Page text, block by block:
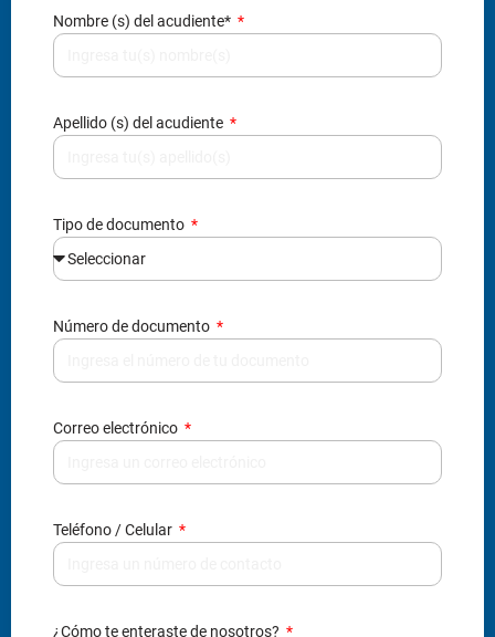
Nombre (s) del acudiente*
Apellido (s) del acudiente
Tipo de documento
Número de documento
Correo electrónico
Teléfono / Celular
¿Cómo te enteraste de nosotros?